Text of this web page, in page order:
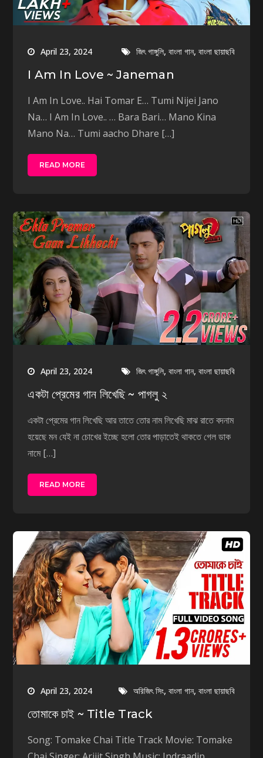
April 23, 2024 জিৎ গাঙ্গুলি,বাংলা গান,বাংলা ছায়াছবি
I Am In Love ~ Janeman
I Am In Love.. Hai Tomar E… Tumi Nijei Jano
Na… I Am In Love.. … Bara Bari… Mano Kina
Mano Na… Tumi aacho Dhare […]
READ MORE
April 23, 2024 জিৎ গাঙ্গুলি,বাংলা গান,বাংলা ছায়াছবি
একটা প্রেমের গান লিখেছি ~ পাগলু ২
একটা প্রেমের গান লিখেছি আর তাতে তোর নাম লিখেছি মাঝ রাতে বদনাম
হয়েছে মন যেই না চোখের ইচ্ছে হলো তোর পাড়াতেই থাকতে গেল ডাক
নামে […]
READ MORE
April 23, 2024 অরিজিৎ সিং,বাংলা গান,বাংলা ছায়াছবি
তোমাকে চাই ~ Title Track
Song: Tomake Chai Title Track Movie: Tomake